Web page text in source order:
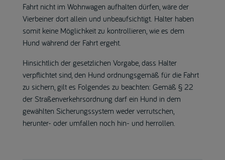
Fahrt nicht im Wohnwagen aufhalten dürfen, wäre der
Vierbeiner dort allein und unbeaufsichtigt. Halter haben
somit keine Möglichkeit zu kontrollieren, wie es dem
Hund während der Fahrt ergeht.
Hinsichtlich der gesetzlichen Vorgabe, dass Halter
verpflichtet sind, den Hund ordnungsgemäß für die Fahrt
zu sichern, gilt es Folgendes zu beachten: Gemäß § 22
der Straßenverkehrsordnung darf ein Hund in dem
gewählten Sicherungssystem weder verrutschen,
herunter- oder umfallen noch hin- und herrollen.